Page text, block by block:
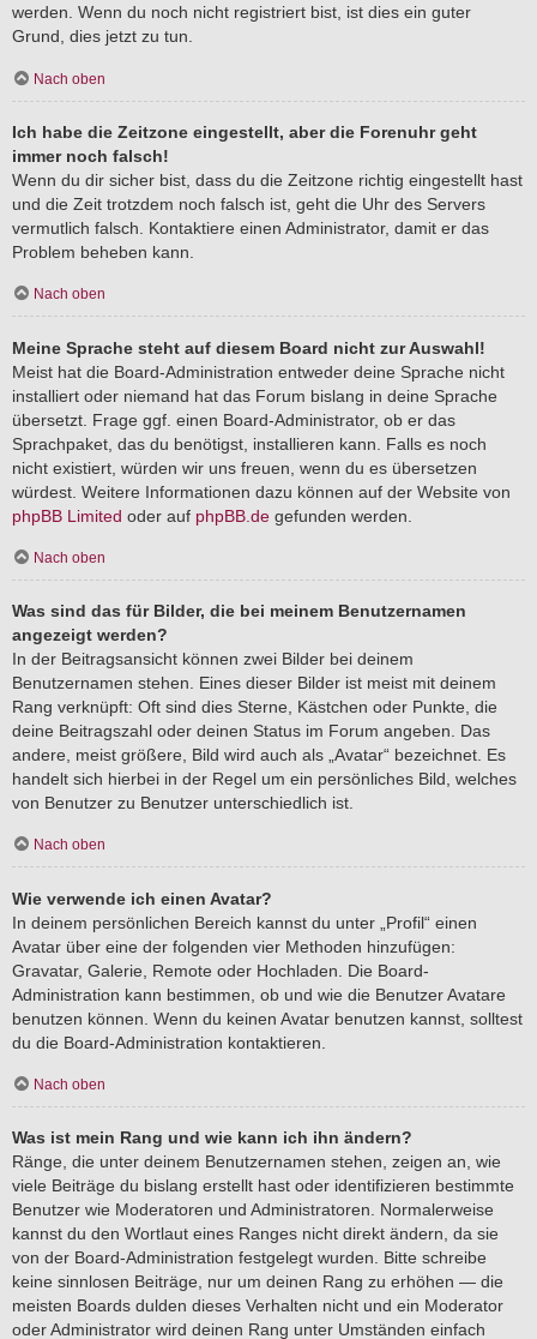
werden. Wenn du noch nicht registriert bist, ist dies ein guter
Grund, dies jetzt zu tun.
Nach oben
Ich habe die Zeitzone eingestellt, aber die Forenuhr geht
immer noch falsch!
Wenn du dir sicher bist, dass du die Zeitzone richtig eingestellt hast
und die Zeit trotzdem noch falsch ist, geht die Uhr des Servers
vermutlich falsch. Kontaktiere einen Administrator, damit er das
Problem beheben kann.
Nach oben
Meine Sprache steht auf diesem Board nicht zur Auswahl!
Meist hat die Board-Administration entweder deine Sprache nicht
installiert oder niemand hat das Forum bislang in deine Sprache
übersetzt. Frage ggf. einen Board-Administrator, ob er das
Sprachpaket, das du benötigst, installieren kann. Falls es noch
nicht existiert, würden wir uns freuen, wenn du es übersetzen
würdest. Weitere Informationen dazu können auf der Website von
phpBB Limited oder auf phpBB.de gefunden werden.
Nach oben
Was sind das für Bilder, die bei meinem Benutzernamen
angezeigt werden?
In der Beitragsansicht können zwei Bilder bei deinem
Benutzernamen stehen. Eines dieser Bilder ist meist mit deinem
Rang verknüpft: Oft sind dies Sterne, Kästchen oder Punkte, die
deine Beitragszahl oder deinen Status im Forum angeben. Das
andere, meist größere, Bild wird auch als „Avatar“ bezeichnet. Es
handelt sich hierbei in der Regel um ein persönliches Bild, welches
von Benutzer zu Benutzer unterschiedlich ist.
Nach oben
Wie verwende ich einen Avatar?
In deinem persönlichen Bereich kannst du unter „Profil“ einen
Avatar über eine der folgenden vier Methoden hinzufügen:
Gravatar, Galerie, Remote oder Hochladen. Die Board-
Administration kann bestimmen, ob und wie die Benutzer Avatare
benutzen können. Wenn du keinen Avatar benutzen kannst, solltest
du die Board-Administration kontaktieren.
Nach oben
Was ist mein Rang und wie kann ich ihn ändern?
Ränge, die unter deinem Benutzernamen stehen, zeigen an, wie
viele Beiträge du bislang erstellt hast oder identifizieren bestimmte
Benutzer wie Moderatoren und Administratoren. Normalerweise
kannst du den Wortlaut eines Ranges nicht direkt ändern, da sie
von der Board-Administration festgelegt wurden. Bitte schreibe
keine sinnlosen Beiträge, nur um deinen Rang zu erhöhen — die
meisten Boards dulden dieses Verhalten nicht und ein Moderator
oder Administrator wird deinen Rang unter Umständen einfach